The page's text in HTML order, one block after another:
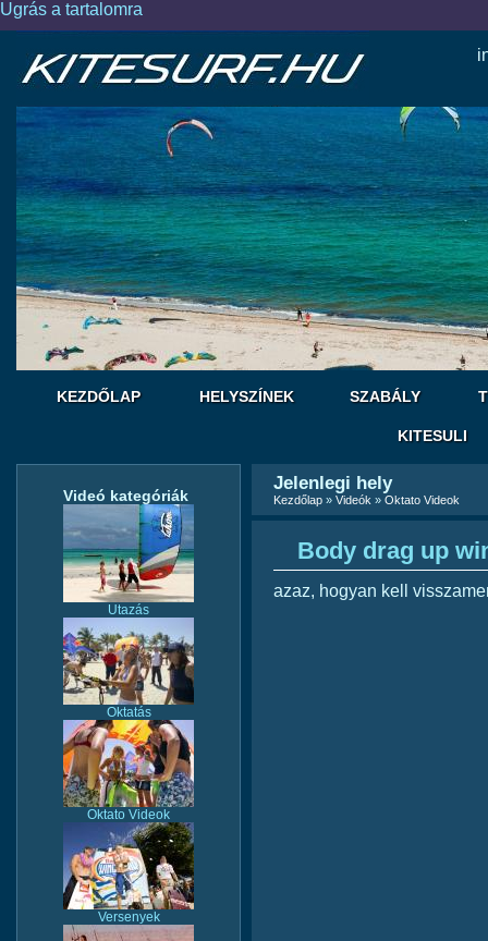
Ugrás a tartalomra
KEZDŐLAP HELYSZÍNEK SZABÁLY
KITESULI
Videó kategóriák
Utazás
Oktatás
Oktato Videok
Versenyek
Jelenlegi hely
Kezdőlap » Videók » Oktato Videok
Body drag up
azaz, hogyan kell